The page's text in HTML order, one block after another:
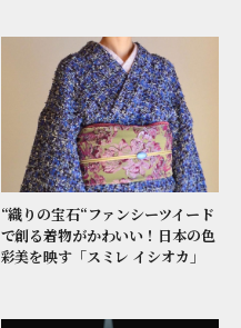
“織りの宝石“ファンシーツイード
で創る着物がかわいい！日本の色
彩美を映す「スミレ イシオカ」